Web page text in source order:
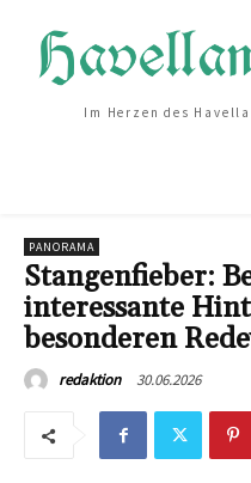
Im Herzen des
PANORAMA
Stangenfieber:
interessante
besonderen
redaktion 30.06.2026